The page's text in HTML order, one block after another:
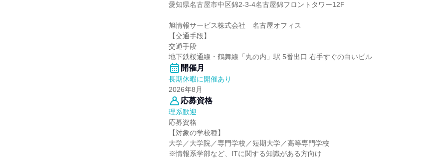
愛知県名古屋市中区錦2-3-4名古屋錦フロントタワー12F
旭情報サービス株式会社 名古屋オフィス
【交通手段】
交通手段
地下鉄桜通線・鶴舞線「丸の内」駅 5番出口 右手すぐの白いビル
開催月
長期休暇に開催あり
2026年8月
応募資格
理系歓迎
応募資格
【対象の学校種】
大学／大学院／専門学校／短期大学／高等専門学校
※情報系学部など、ITに関する知識がある方向け